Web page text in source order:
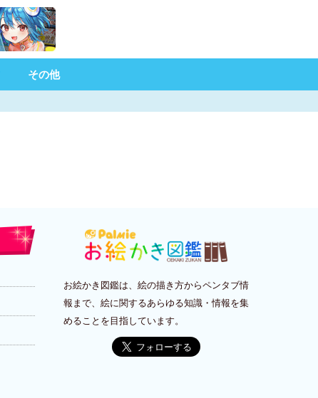
その他
お絵かき図鑑は、絵の描き方からペンタブ情
報まで、絵に関するあらゆる知識・情報を集
めることを目指しています。